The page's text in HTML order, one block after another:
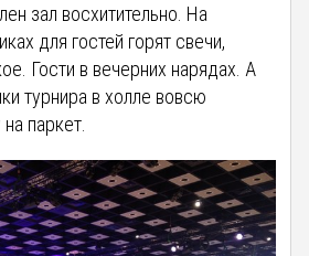
зал восхитительно. На
для гостей горят свечи,
Гости в вечерних нарядах. А
турнира в холле вовсю
паркет.